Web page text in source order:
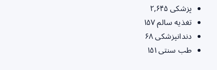
پزشکی ۲,۶۴۵
تغذیه سالم۱۵۷
دندانپزشکی۶۸
طب سنتی۱۵۱